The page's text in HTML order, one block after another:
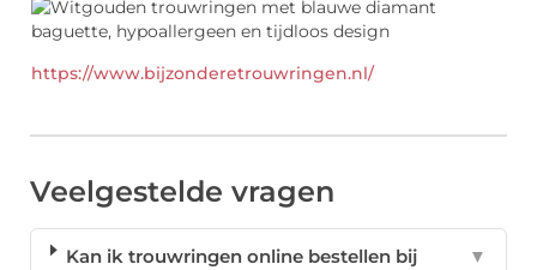
https://www.bijzonderetrouwringen.nl/
Veelgestelde vragen
Kan ik trouwringen online bestellen bij
▼